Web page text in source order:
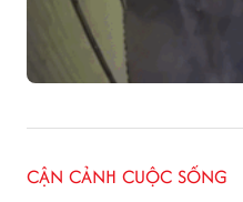
CẬN CẢNH CUỘC SỐNG